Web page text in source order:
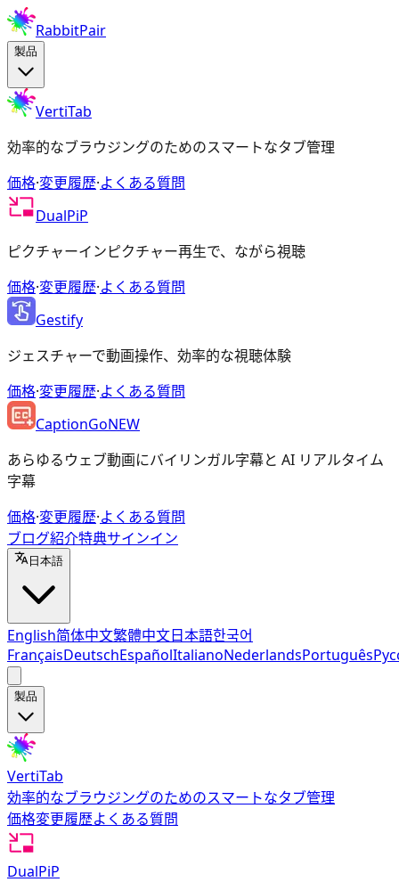
RabbitPair
製品
VertiTab
効率的なブラウジングのためのスマートなタブ管理
価格·変更履歴·よくある質問
DualPiP
ピクチャーインピクチャー再生で、ながら視聴
価格·変更履歴·よくある質問
Gestify
ジェスチャーで動画操作、効率的な視聴体験
価格·変更履歴·よくある質問
CaptionGoNEW
あらゆるウェブ動画にバイリンガル字幕と AI リアルタイム
字幕
価格·変更履歴·よくある質問
ブログ紹介特典サインイン
日本語
English简体中文繁體中文日本語한국어
FrançaisDeutschEspañolItalianoNederlandsPortuguês
製品
VertiTab
効率的なブラウジングのためのスマートなタブ管理
価格変更履歴よくある質問
DualPiP